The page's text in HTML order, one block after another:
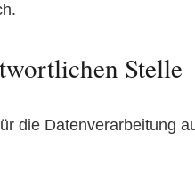
Stelle
die Datenverarbeitung